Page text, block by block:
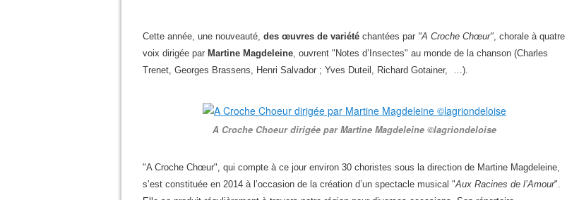
Cette année, une nouveauté, des œuvres de variété chantées par "A Croche Chœur", chorale à quatre
voix dirigée par Martine Magdeleine, ouvrent " Notes d’Insectes" au monde de la chanson (Charles
Trenet, Georges Brassens, Henri Salvador ; Yves Duteil, Richard Gotainer, …).
A Croche Choeur dirigée par Martine Magdeleine ©lagriondeloise
"A Croche Chœur", qui compte à ce jour environ 30 choristes sous la direction de Martine Magdeleine,
s’est constituée en 2014 à l’occasion de la création d’un spectacle musical "Aux Racines de l’Amour".